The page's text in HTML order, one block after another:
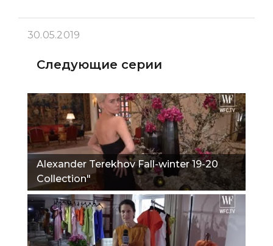
30.05.2019
Следующие серии
Alexander Terekhov Fall-winter 19-20
Collection"